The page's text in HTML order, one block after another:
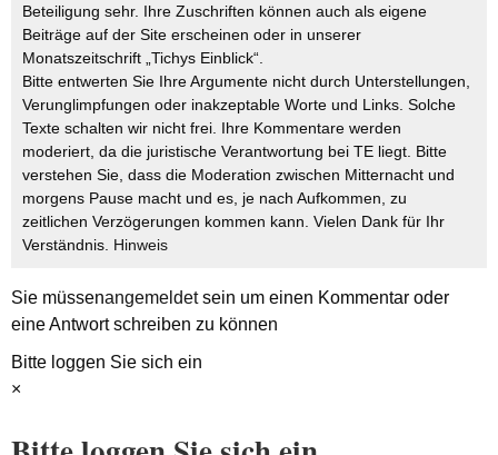
Beteiligung sehr. Ihre Zuschriften können auch als eigene
Beiträge auf der Site erscheinen oder in unserer
Monatszeitschrift „Tichys Einblick“.
Bitte entwerten Sie Ihre Argumente nicht durch Unterstellungen,
Verunglimpfungen oder inakzeptable Worte und Links. Solche
Texte schalten wir nicht frei. Ihre Kommentare werden
moderiert, da die juristische Verantwortung bei TE liegt. Bitte
verstehen Sie, dass die Moderation zwischen Mitternacht und
morgens Pause macht und es, je nach Aufkommen, zu
zeitlichen Verzögerungen kommen kann. Vielen Dank für Ihr
Verständnis. Hinweis
Sie müssenangemeldetsein um einen Kommentar oder
eine Antwort schreiben zu können
Bitte loggen Sie sich ein
×